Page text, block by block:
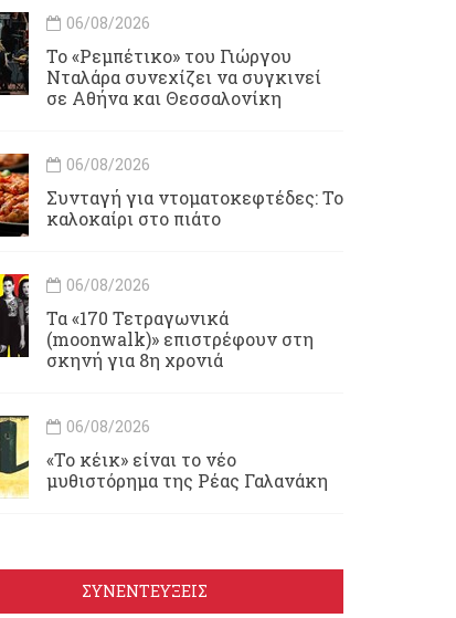
06/08/2026
Το «Ρεμπέτικο» του Γιώργου
Νταλάρα συνεχίζει να συγκινεί
σε Αθήνα και Θεσσαλονίκη
06/08/2026
Συνταγή για ντοματοκεφτέδες: Το
καλοκαίρι στο πιάτο
06/08/2026
Τα «170 Τετραγωνικά
(moonwalk)» επιστρέφουν στη
σκηνή για 8η χρονιά
06/08/2026
«Το κέικ» είναι το νέο
μυθιστόρημα της Ρέας Γαλανάκη
ΣΥΝΕΝΤΕΥΞΕΙΣ